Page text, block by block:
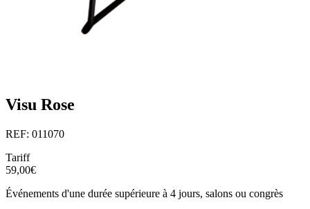
Visu Rose
REF: 011070
Tariff
59,00€
Événements d'une durée supérieure à 4 jours, salons ou congrès